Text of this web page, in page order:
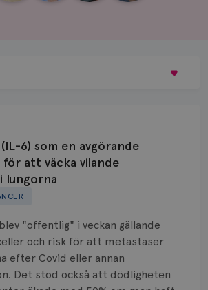
6) som en avgörande
för att väcka vilande
lungorna
"offentlig" i veckan gällande
och risk för att metastaser
efter Covid eller annan
Det stod också att dödligheten